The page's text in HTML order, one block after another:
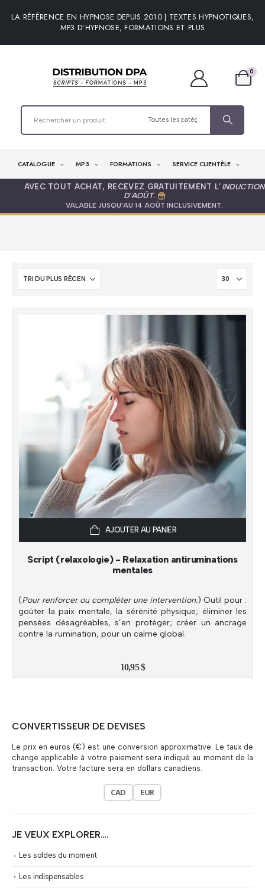
LA RÉFÉRENCE EN HYPNOSE DEPUIS 2010 | TEXTES HYPNOTIQUES,
MP3 D’HYPNOSE, FORMATIONS ET PLUS
0
CATALOGUE MP3 FORMATIONS SERVICE CLIENTÈLE
AVEC TOUT ACHAT, RECEVEZ GRATUITEMENT L’ INDUCTION
D'AOÛT.
VALABLE JUSQU’AU 14 AOÛT INCLUSIVEMENT.
AJOUTER AU PANIER
Script (relaxologie) - Relaxation antiruminations
mentales
(Pour renforcer ou compléter une intervention.) Outil pour :
goûter la paix mentale, la sérénité physique; éliminer les
pensées désagréables, s’en protéger; créer un ancrage
contre la rumination, pour un calme global.
10,95$
CONVERTISSEUR DE DEVISES
Le prix en euros (€) est une conversion approximative. Le taux de
change applicable à votre paiement sera indiqué au moment de la
transaction. Votre facture sera en dollars canadiens.
CAD EUR
JE VEUX EXPLORER….
Les soldes du moment
Les indispensables